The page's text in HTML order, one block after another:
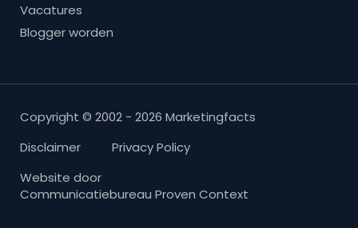
Vacatures
Blogger worden
Copyright © 2002 - 2026 Marketingfacts
Disclaimer
Privacy Policy
Website door
Communicatiebureau Proven Context